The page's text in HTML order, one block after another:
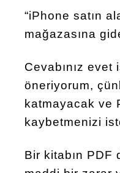
“iPhone satın
mağazasına
Cevabınız evet
öneriyorum,
katmayacak ve
kaybetmenizi
Bir kitabın PDF